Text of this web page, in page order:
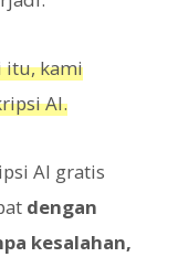
itu, kami
AI.
AI gratis
dengan
kesalahan,